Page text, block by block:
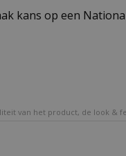
kans op een
van het product, de look &